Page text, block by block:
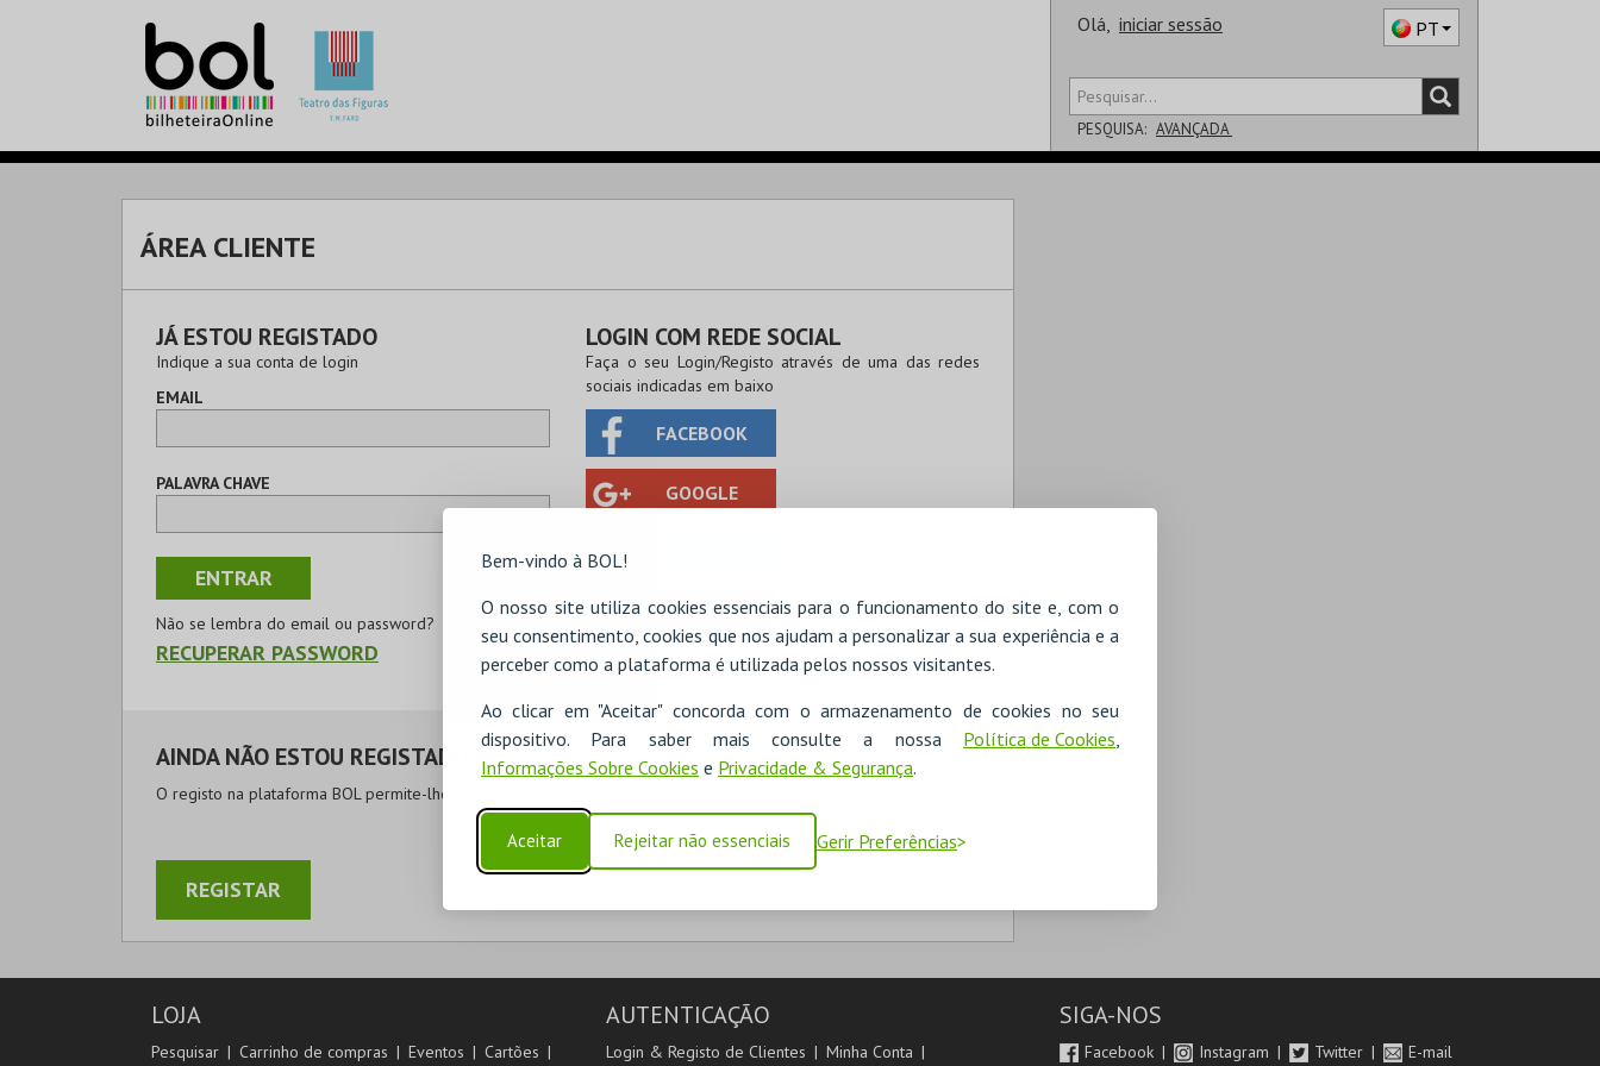
Bem-vindo à BOL!
O nosso site utiliza cookies essenciais para o funcionamento do site e, com o
seu consentimento, cookies que nos ajudam a personalizar a sua experiência e a
perceber como a plataforma é utilizada pelos nossos visitantes.
Ao clicar em "Aceitar" concorda com o armazenamento de cookies no seu
dispositivo. Para saber mais consulte a nossa Política de Cookies,
Informações Sobre Cookies e Privacidade & Segurança.
Aceitar Rejeitar não essenciais Gerir Preferências
Olá, iniciar sessão PT
PESQUISA: AVANÇADA
ÁREA CLIENTE
JÁ ESTOU REGISTADO
Indique a sua conta de login
EMAIL
PALAVRA CHAVE
Não se lembra do email ou password?
RECUPERAR PASSWORD
LOGIN COM REDE SOCIAL
Faça o seu Login/Registo através de uma das redes
sociais indicadas em baixo
FACEBOOK
GOOGLE
Iniciar sessão com a Apple
AINDA NÃO ESTOU REGISTADO
O registo na plataforma BOL permite-lhe acompanhar as suas compras na área de cliente.
REGISTAR
LOJA
Pesquisar Carrinho de compras Eventos
Cartões
AUTENTICAÇÃO
Login & Registo de Clientes
Minha Conta
SIGA-NOS
Facebook Instagram Twitter E-mail